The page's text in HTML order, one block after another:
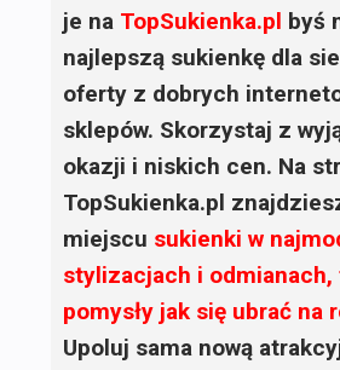
je na TopSukienka.pl byś
najlepszą sukienkę dla
oferty z dobrych
sklepów. Skorzystaj z
okazji i niskich cen. Na
TopSukienka.pl
miejscu sukienki w
stylizacjach i odmianach,
pomysły jak się ubrać na
Upoluj sama nową